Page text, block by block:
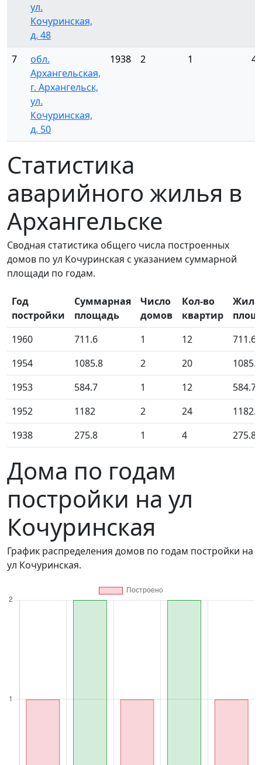
ул.
Кочуринская,
д. 48
7
обл.
Архангельская,
г. Архангельск,
ул.
Кочуринская,
д. 50
1938 2 1 4
Статистика
аварийного жилья в
Архангельске
Сводная статистика общего числа построенных
домов по ул Кочуринская с указанием суммарной
площади по годам.
Год
постройки
Суммарная
площадь
Число
домов
Кол-во
квартир
1960
711.6 1 12
711.60
1954
1085.8 2 20
1953
584.7 1 12
584.70
1952
1182 2 24
1938
275.8 1 4 275.80
Дома по годам
постройки на ул
Кочуринская
График распределения домов по годам постройки на
ул Кочуринская.